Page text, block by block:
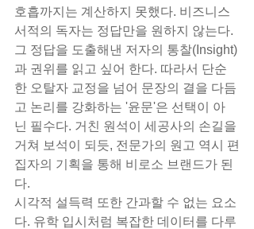
호흡까지는 계산하지 못했다. 비즈니스
서적의 독자는 정답만을 원하지 않는다.
그 정답을 도출해낸 저자의 통찰(Insight)
과 권위를 읽고 싶어 한다. 따라서 단순
한 오탈자 교정을 넘어 문장의 결을 다듬
고 논리를 강화하는 '윤문'은 선택이 아
닌 필수다. 거친 원석이 세공사의 손길을
거쳐 보석이 되듯, 전문가의 원고 역시 편
집자의 기획을 통해 비로소 브랜드가 된
다.
시각적 설득력 또한 간과할 수 없는 요소
다. 유학 입시처럼 복잡한 데이터를 다루